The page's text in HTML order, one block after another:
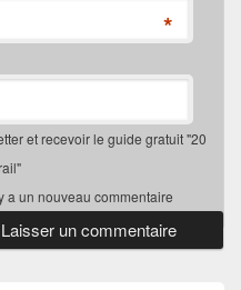
*
et recevoir le guide gratuit "20
a un nouveau commentaire